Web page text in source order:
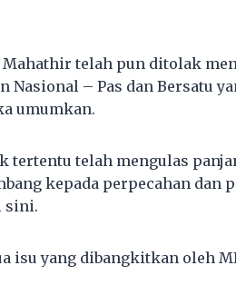
telah pun ditolak
Nasional – Pas dan Bersatu
umumkan.
tertentu telah mengulas
kepada perpecahan dan
sini.
isu yang dibangkitkan oleh